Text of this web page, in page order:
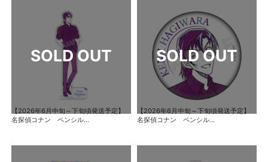
【2026年6月中旬～下旬頃発送予定】
名探偵コナン ペンシル...
【2026年6月中旬～下旬頃発送予定】
名探偵コナン ペンシル...